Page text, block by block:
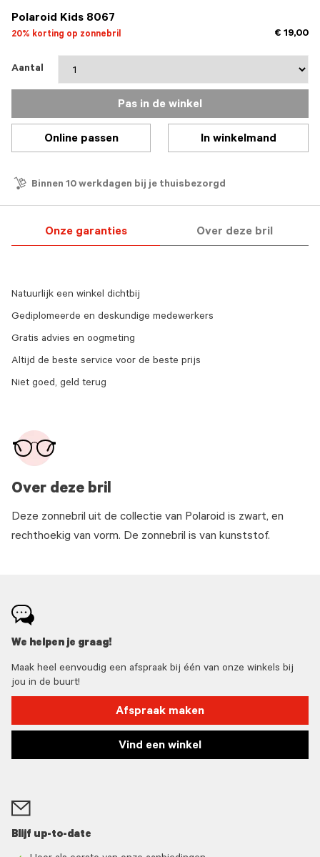
Polaroid Kids 8067
20% korting op zonnebril € 19,00
Aantal
Pas in de winkel
Online passen In winkelmand
Binnen 10 werkdagen bij je thuisbezorgd
Onze garanties Over deze bril
Over deze bril
Deze zonnebril uit de collectie van Polaroid is zwart, en
rechthoekig van vorm. De zonnebril is van kunststof.
Natuurlijk een winkel dichtbij
Gediplomeerde en deskundige medewerkers
Gratis advies en oogmeting
Altijd de beste service voor de beste prijs
Niet goed, geld terug
We helpen je graag!
Maak heel eenvoudig een afspraak bij één van onze winkels bij
jou in de buurt!
Afspraak maken
Vind een winkel
Blijf up-to-date